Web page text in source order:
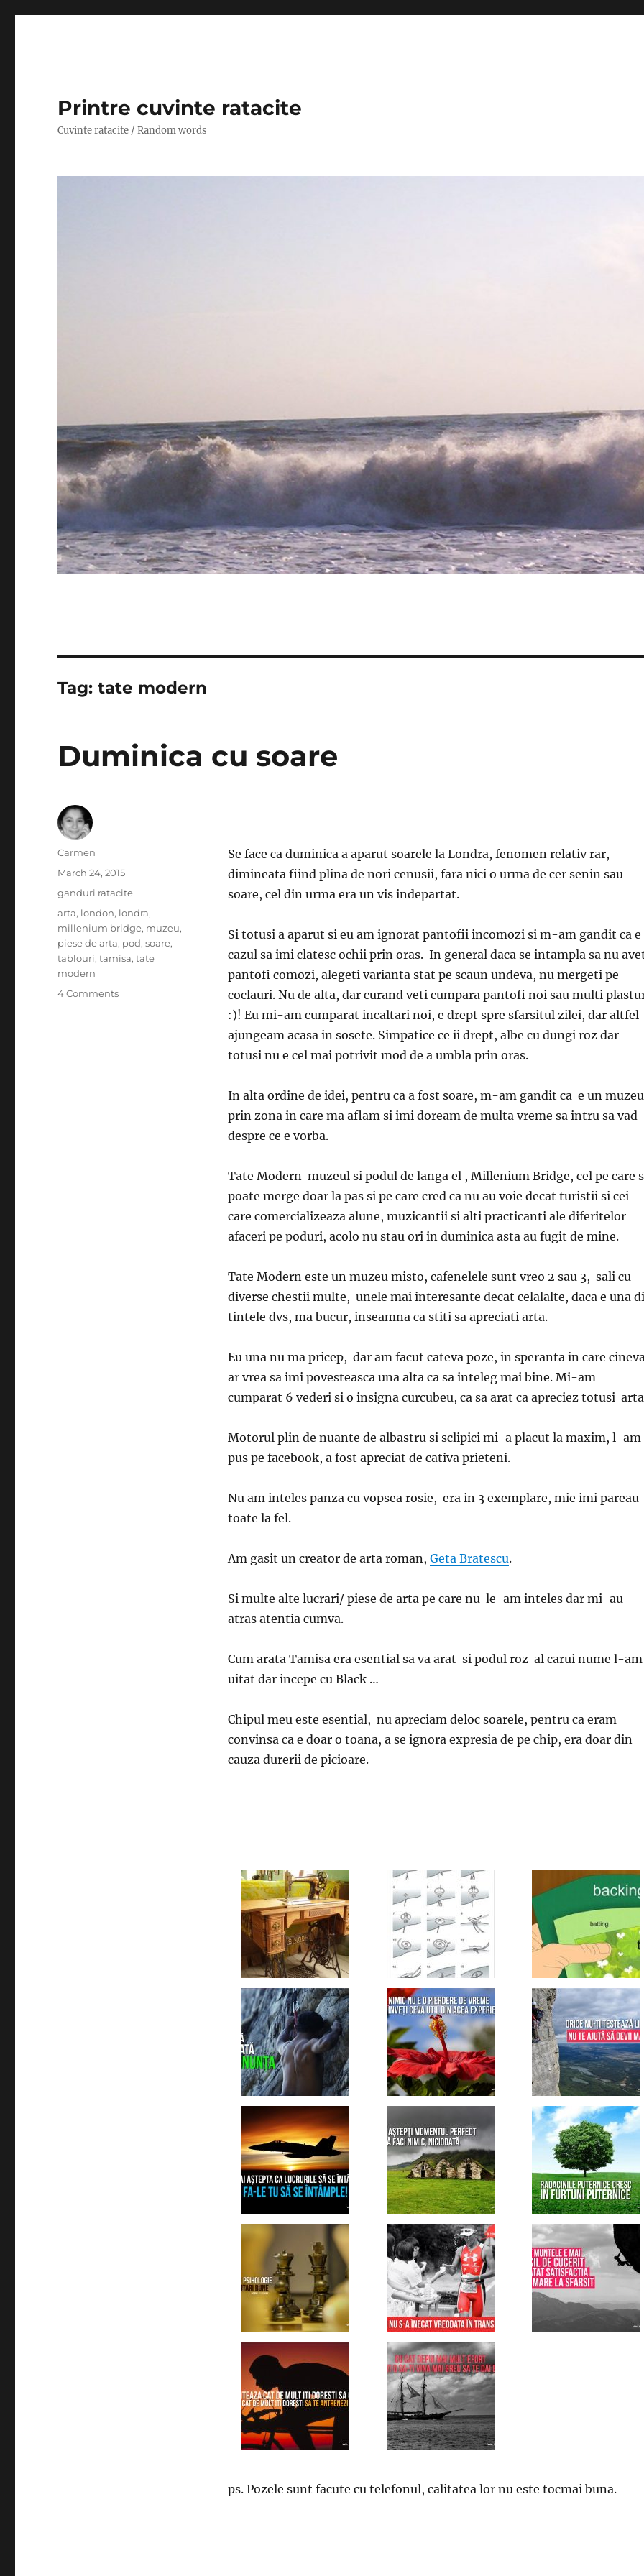
Printre cuvinte ratacite
Cuvinte ratacite / Random words
Tag:tate modern
Duminica cu soare
Se face ca duminica a aparut soarele la Londra, fenomen relativ rar,
dimineata fiind plina de nori cenusii, fara nici o urma de cer senin sau
soare, cel din urma era un vis indepartat.
Si totusi a aparut si eu am ignorat pantofii incomozi si m-am gandit ca e
cazul sa imi clatesc ochii prin oras. In general daca se intampla sa nu
pantofi comozi, alegeti varianta stat pe scaun undeva, nu mergeti pe
coclauri. Nu de alta, dar curand veti cumpara pantofi noi sau multi
:)! Eu mi-am cumparat incaltari noi, e drept spre sfarsitul zilei, dar altfel
ajungeam acasa in sosete. Simpatice ce ii drept, albe cu dungi roz dar
totusi nu e cel mai potrivit mod de a umbla prin oras.
In alta ordine de idei, pentru ca a fost soare, m-am gandit ca e un muzeu
prin zona in care ma aflam si imi doream de multa vreme sa intru sa vad
despre ce e vorba.
Tate Modern muzeul si podul de langa el , Millenium Bridge, cel pe care
poate merge doar la pas si pe care cred ca nu au voie decat turistii si cei
care comercializeaza alune, muzicantii si alti practicanti ale diferitelor
afaceri pe poduri, acolo nu stau ori in duminica asta au fugit de mine.
Tate Modern este un muzeu misto, cafenelele sunt vreo 2 sau 3, sali cu
diverse chestii multe, unele mai interesante decat celalalte, daca e una
tintele dvs, ma bucur, inseamna ca stiti sa apreciati arta.
Eu una nu ma pricep, dar am facut cateva poze, in speranta in care
ar vrea sa imi povesteasca una alta ca sa inteleg mai bine. Mi-am
cumparat 6 vederi si o insigna curcubeu, ca sa arat ca apreciez totusi
Motorul plin de nuante de albastru si sclipici mi-a placut la maxim, l-am
pus pe facebook, a fost apreciat de cativa prieteni.
Nu am inteles panza cu vopsea rosie, era in 3 exemplare, mie imi pareau
toate la fel.
Am gasit un creator de arta roman, Geta Bratescu.
Si multe alte lucrari/ piese de arta pe care nu le-am inteles dar mi-au
atras atentia cumva.
Cum arata Tamisa era esential sa va arat si podul roz al carui nume l-am
uitat dar incepe cu Black …
Chipul meu este esential, nu apreciam deloc soarele, pentru ca eram
convinsa ca e doar o toana, a se ignora expresia de pe chip, era doar din
cauza durerii de picioare.
ps. Pozele sunt facute cu telefonul, calitatea lor nu este tocmai buna.
Author
Carmen
Posted
March 24, 2015
Categories
ganduri ratacite
Tags
arta, london, londra,
millenium bridge, muzeu,
piese de arta, pod,soare,
tablouri,tamisa,tate
modern
4 Commentson